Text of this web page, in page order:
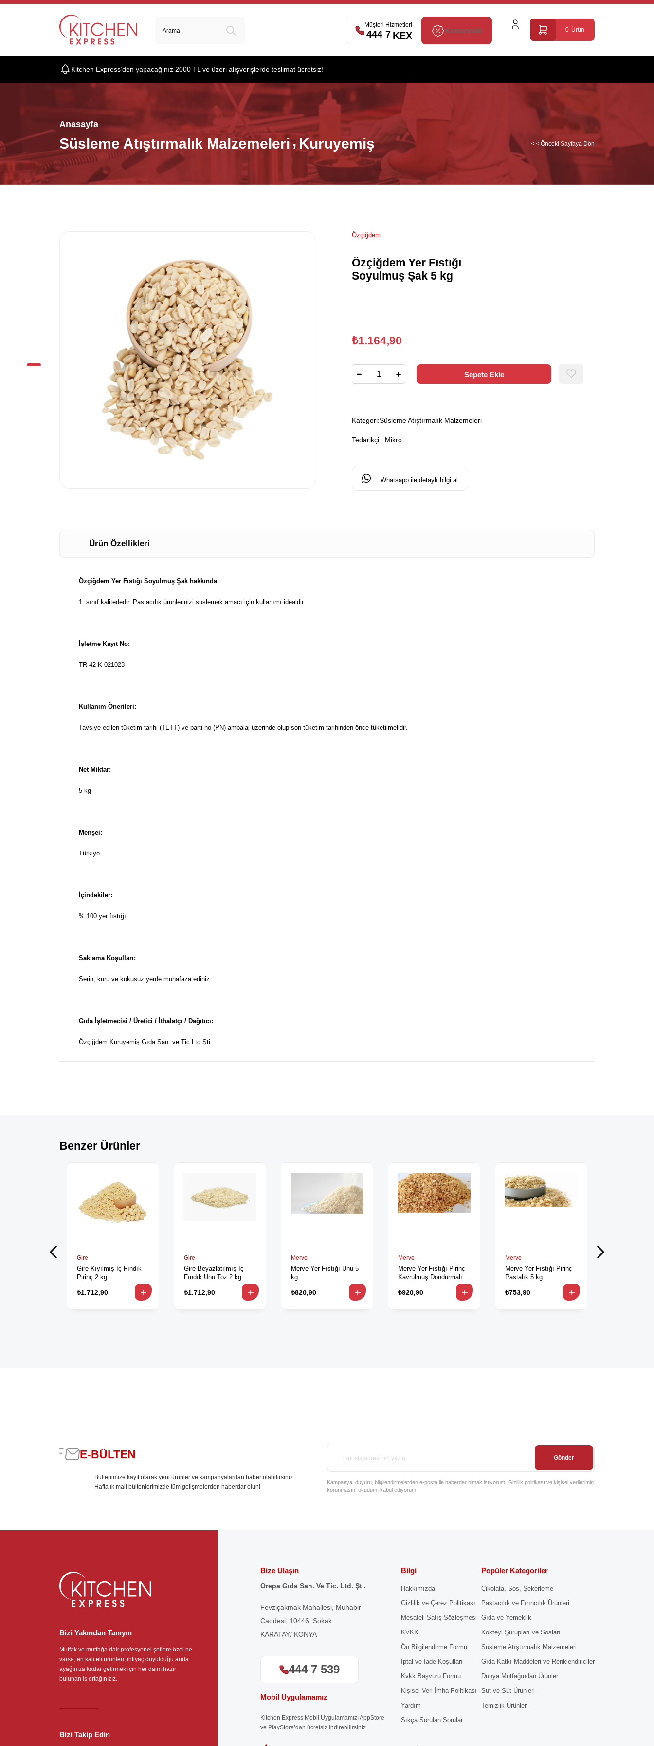
0 Ürün
Müşteri Hizmetleri
444 7 539
Kampanyalar
Kitchen Express’den yapacağınız 2000 TL ve üzeri alışverişlerde teslimat ücretsiz!
Anasayfa
Süsleme Atıştırmalık Malzemeleri Kuruyemiş < < Önceki Sayfaya Dön
Özçiğdem
Özçiğdem Yer Fıstığı
Soyulmuş Şak 5 kg
₺1.164,90
Kategori:Süsleme Atıştırmalık Malzemeleri
Tedarikçi : Mikro
Whatsapp ile detaylı bilgi al
Ürün Özellikleri
Özçiğdem Yer Fıstığı Soyulmuş Şak hakkında;
1. sınıf kalitededir. Pastacılık ürünlerinizi süslemek amacı için kullanımı idealdir.
İşletme Kayıt No:
TR-42-K-021023
Kullanım Önerileri:
Tavsiye edilen tüketim tarihi (TETT) ve parti no (PN) ambalaj üzerinde olup son tüketim tarihinden önce tüketilmelidir.
Net Miktar:
5 kg
Menşei:
Türkiye
İçindekiler:
% 100 yer fıstığı.
Saklama Koşulları:
Serin, kuru ve kokusuz yerde muhafaza ediniz.
Gıda İşletmecisi / Üretici / İthalatçı / Dağıtıcı:
Özçiğdem Kuruyemiş Gıda San. ve Tic.Ltd.Şti.
Benzer Ürünler
Gire
Gire Kıyılmış İç Fındık
Pirinç 2 kg
₺1.712,90
Gire
Gire Beyazlatılmış İç
Fındık Unu Toz 2 kg
₺1.712,90
Merve
Merve Yer Fıstığı Unu 5
kg
₺820,90
Merve
Merve Yer Fıstığı Pirinç
Kavrulmuş Dondurmalık
₺920,90
Merve
Merve Yer Fıstığı Pirinç
Pastalık 5 kg
₺753,90
E-BÜLTEN
Bültenimize kayıt olarak yeni ürünler ve kampanyalardan haber olabilirsiniz.
Haftalık mail bültenlerimizde tüm gelişmelerden haberdar olun!
Gönder
Kampanya, duyuru, bilgilendirmelerden e-posta ile haberdar olmak istiyorum. Gizlilik politikası ve kişisel verilerimin
korunmasını okudum, kabul ediyorum.
Bizi Yakından Tanıyın
Mutfak ve mutfağa dair profesyonel şeflere özel ne
varsa, en kaliteli ürünleri, ihtiyaç duyulduğu anda
ayağınıza kadar getirmek için her daim hazır
bulunan iş ortağınızız.
Bizi Takip Edin
Bize Ulaşın
Orepa Gıda San. Ve Tic. Ltd. Şti.
Fevziçakmak Mahallesi, Muhabir
Caddesi, 10446. Sokak
KARATAY/ KONYA
444 7 539
Mobil Uygulamamız
Kitchen Express Mobil Uygulamamızı AppStore
ve PlayStore’dan ücretsiz indirebilirsiniz.
Bilgi
Hakkımızda
Gizlilik ve Çerez Politikası
Mesafeli Satış Sözleşmesi
KVKK
Ön Bilgilendirme Formu
İptal ve İade Koşulları
Kvkk Başvuru Formu
Kişisel Veri İmha Politikası
Yardım
Sıkça Sorulan Sorular
Popüler Kategoriler
Çikolata, Sos, Şekerleme
Pastacılık ve Fırıncılık Ürünleri
Gıda ve Yemeklik
Kokteyl Şurupları ve Sosları
Süsleme Atıştırmalık Malzemeleri
Gıda Katkı Maddeleri ve Renklendiriciler
Dünya Mutfağından Ürünler
Süt ve Süt Ürünleri
Temizlik Ürünleri